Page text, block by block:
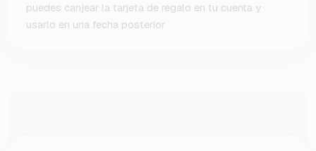
puedes canjear la tarjeta de regalo en tu cuenta y
usarlo en una fecha posterior.